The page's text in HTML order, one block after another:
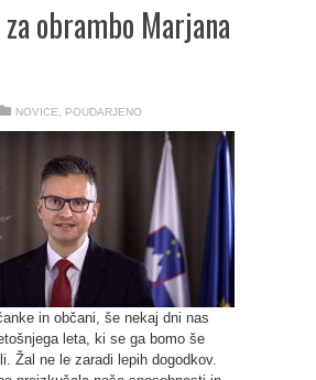
obrambo Marjana
NOVICE POUDARJENO
in občani, še nekaj dni nas
leta, ki se ga bomo še
Žal ne le zaradi lepih dogodkov.